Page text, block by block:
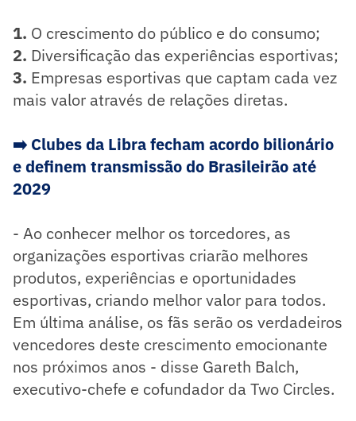
1. O crescimento do público e do consumo;
2. Diversificação das experiências esportivas;
3. Empresas esportivas que captam cada vez
mais valor através de relações diretas.
➡️ Clubes da Libra fecham acordo bilionário
e definem transmissão do Brasileirão até
2029
- Ao conhecer melhor os torcedores, as
organizações esportivas criarão melhores
produtos, experiências e oportunidades
esportivas, criando melhor valor para todos.
Em última análise, os fãs serão os verdadeiros
vencedores deste crescimento emocionante
nos próximos anos - disse Gareth Balch,
executivo-chefe e cofundador da Two Circles.